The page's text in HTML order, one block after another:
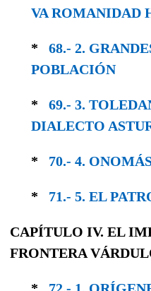
VA ROMANIDAD
* 68.- 2.
POBLACIÓN
* 69.- 3.
DIALEC­TO
* 70.- 4.
* 71.- 5. EL
CAPÍTULO IV. EL
FRONTERA